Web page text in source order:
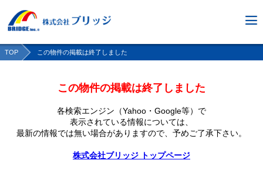
TOP この物件の掲載は終了しました
この物件の掲載は終了しました
各検索エンジン（Yahoo・Google等）で
表示されている情報については、
最新の情報では無い場合がありますので、 予めご了承下さい。
株式会社ブリッジ トップページ